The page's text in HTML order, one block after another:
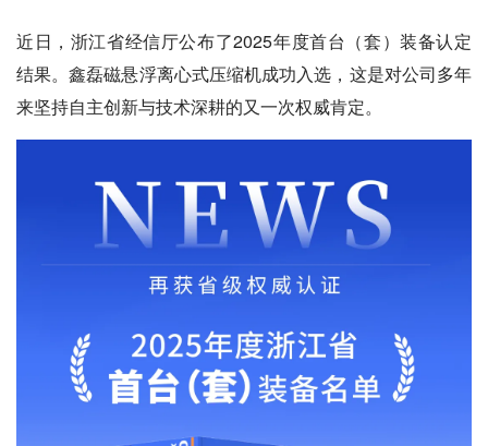
近日，浙江省经信厅公布了2025年度首台（套）装备认定
结果。鑫磊磁悬浮离心式压缩机成功入选，这是对公司多年
来坚持自主创新与技术深耕的又一次权威肯定。